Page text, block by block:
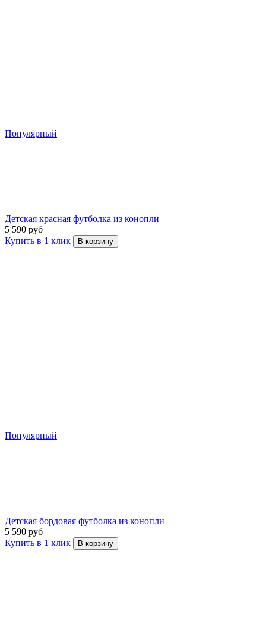
Популярный
Детская красная футболка из конопли
5 590 руб
Купить в 1 клик
В корзину
Популярный
Детская бордовая футболка из конопли
5 590 руб
Купить в 1 клик
В корзину